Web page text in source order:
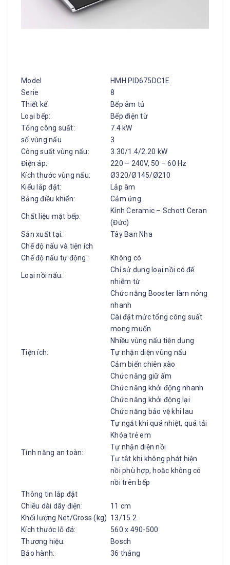
Model
HMH.PID675DC1E
Serie
8
Thiết kế:
Bếp âm tủ
Loại bếp:
Bếp điện từ
Tổng công suất:
7.4 kW
số vùng nấu
3
Công suất vùng nấu:
3.30/1.4/2.20 kW
Điện áp:
220 – 240V, 50 – 60 Hz
Kích thước vùng nấu:
Ø320/Ø145/Ø210
Kiểu lắp đặt:
Lắp âm
Bảng điều khiển:
Cảm ứng
Chất liệu mặt bếp:
Kính Ceramic – Schott Ceran
(Đức)
Sản xuất tại:
Tây Ban Nha
Chế độ nấu và tiện ích
Chế độ nấu tự động:
Không có
Loại nồi nấu:
Chỉ sử dụng loại nồi có đế
nhiễm từ
Tiện ích:
Chức năng Booster làm nóng
nhanh
Cài đặt mức tổng công suất
mong muốn
Nhiều vùng nấu tiện dụng
Tự nhận diện vùng nấu
Cảm biến chiên xào
Chức năng giữ ấm
Chức năng khởi động nhanh
Chức năng khởi động lại
Chức năng bảo vệ khi lau
Tính năng an toàn:
Tự ngắt khi quá nhiệt, quá tải
Khóa trẻ em
Tự nhận diện nồi
Tự tắt khi không phát hiện
nồi phù hợp, hoặc không có
nồi trên bếp
Thông tin lắp đặt
Chiều dài dây điện:
11 cm
Khối lượng Net/Gross (kg) 13/15.2
Kích thước lỗ đá:
560 x 490-500
Thương hiệu:
Bosch
Bảo hành:
36 tháng